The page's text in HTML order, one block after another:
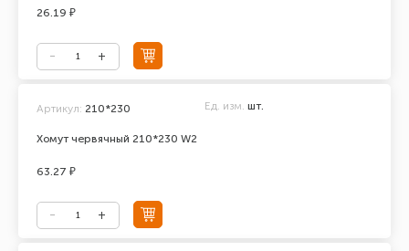
26.19 ₽
Хомут червячный 210*230 W2
Артикул: 210*230 Ед. изм. шт.
63.27 ₽